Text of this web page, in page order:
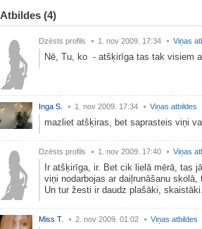
Atbildes (4)
Dzēsts profils 1. nov 2009. 17:34 Viņas
Nē, Tu, ko - atšķirīga tas tak visiem
Inga S. 1. nov 2009. 17:34 Viņas atbildes
mazliet atšķiras, bet saprasteis viņi
Dzēsts profils 1. nov 2009. 17:40 Viņas
Ir atšķirīga, ir. Bet cik lielā mērā, tas
viņi nodarbojas ar daiļrunāšanu
Un tur žesti ir daudz plašāki,
Miss T. 2. nov 2009. 01:02 Viņas atbildes